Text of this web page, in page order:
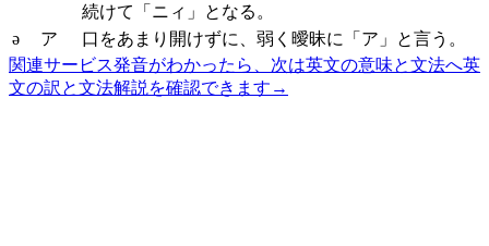
続けて「ニィ」となる。
ə
ア
口をあまり開けずに、弱く曖昧に「ア」と言う。
関連サービス発音がわかったら、次は英文の意味と文法へ英
文の訳と文法解説を確認できます →